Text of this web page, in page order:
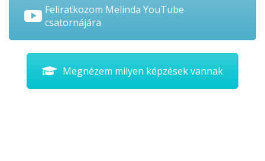
Feliratkozom Melinda YouTube
csatornájára
Megnézem milyen képzések vannak